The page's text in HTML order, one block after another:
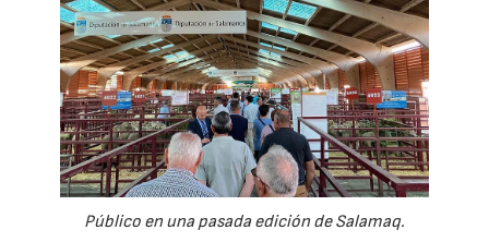
Público en una pasada edición de Salamaq.